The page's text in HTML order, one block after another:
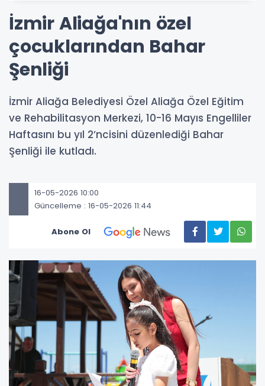
İzmir Aliağa'nın özel
çocuklarından Bahar
Şenliği
İzmir Aliağa Belediyesi Özel Aliağa Özel Eğitim
ve Rehabilitasyon Merkezi, 10-16 Mayıs Engelliler
Haftasını bu yıl 2’ncisini düzenlediği Bahar
Şenliği ile kutladı.
16-05-2026 10:00
Güncelleme : 16-05-2026 11:44
Abone Ol